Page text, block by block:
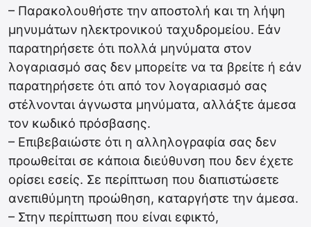
– Παρακολουθήστε την αποστολή και τη λήψη
μηνυμάτων ηλεκτρονικού ταχυδρομείου. Εάν
παρατηρήσετε ότι πολλά μηνύματα στον
λογαριασμό σας δεν μπορείτε να τα βρείτε ή εάν
παρατηρήσετε ότι από τον λογαριασμό σας
στέλνονται άγνωστα μηνύματα, αλλάξτε άμεσα
τον κωδικό πρόσβασης.
– Επιβεβαιώστε ότι η αλληλογραφία σας δεν
προωθείται σε κάποια διεύθυνση που δεν έχετε
ορίσει εσείς. Σε περίπτωση που διαπιστώσετε
ανεπιθύμητη προώθηση, καταργήστε την άμεσα.
– Στην περίπτωση που είναι εφικτό,